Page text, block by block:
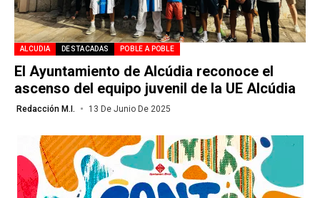
ALCUDIA DESTACADAS POBLE A POBLE
El Ayuntamiento de Alcúdia reconoce el
ascenso del equipo juvenil de la UE Alcúdia
Redacción M.I. 13 De Junio De 2025